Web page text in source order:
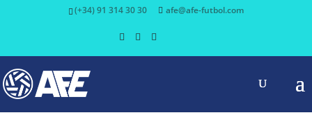
(+34) 91 314 30 30 afe@afe-futbol.com